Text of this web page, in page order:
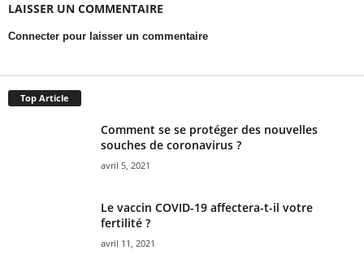
LAISSER UN COMMENTAIRE
Connecter pour laisser un commentaire
Top Article
Comment se se protéger des nouvelles
souches de coronavirus ?
avril 5, 2021
Le vaccin COVID-19 affectera-t-il votre
fertilité ?
avril 11, 2021